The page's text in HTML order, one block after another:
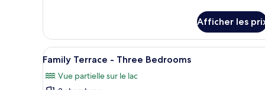
Standard
Double
Afficher les
Afficher
toutes
les
Un salon moderne avec un
7
Family Terrace - Three Bedrooms
Vue partielle sur le lac